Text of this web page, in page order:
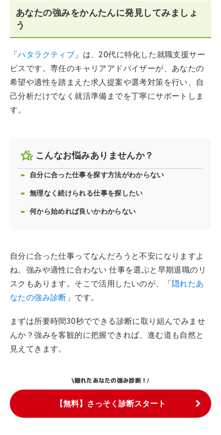
あなたの強みをかんたんに発見してみましょ
う
「ハタラクティブ 」は、20代に特化した就職支援サー
ビスです。専任のキャリアアドバイザーが、あなたの
希望や適性を踏まえた求人提案や選考対策を行い、自
己分析だけでなく就活準備までを丁寧にサポートしま
す。
こんなお悩みありませんか？
自分に合った仕事を探す方法がわからない
無理なく続けられる仕事を探したい
何から始めれば良いかわからない
自分に合った仕事ってなんだろうと不安になりますよ
ね。強みや適性に合わない 仕事を選ぶと早期退職のリ
スクもあります。そこで活用したいのが、「隠れたあ
なたの強み診断 」です。
まずは所要時間30秒でできる診断に取り組んでみませ
んか？強みを客観的に把握できれば、進む道も自然と
見えてきます。
\隠れたあなたの強み診断！/
【無料】さっそく診断スタート